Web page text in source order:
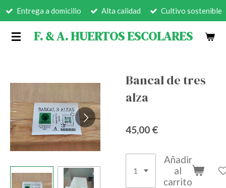
Ir
contenidoF. & A. HUERTOS ESCOLARES
Entrega a domicilio Alta calidad Cultivo sostenible
Bancal de tres
alza
45,00 €
Añadir
al
carrito